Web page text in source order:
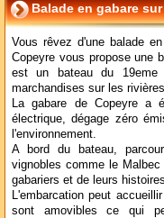
Balade en gabare
Vous rêvez d'une balade
Copeyre vous propose une
est un bateau du
marchandises sur les
La gabare de Copeyre
électrique, dégage zéro
l'environnement.
A bord du bateau,
vignobles comme le
gabariers et de leurs
L'embarcation peut
sont amovibles ce qui